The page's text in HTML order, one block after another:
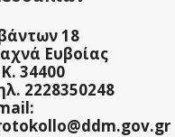
18
Ευβοίας
34400
2228350248